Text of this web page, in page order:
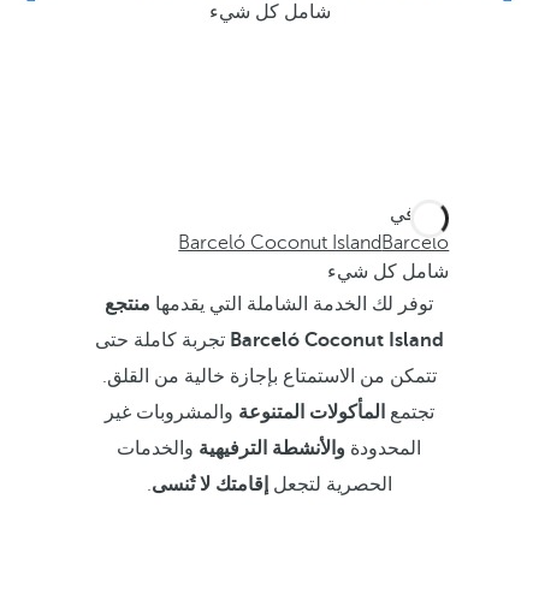
شامل كل شيء
أنت في
Barceló
Barceló Coconut Island
شامل كل شيء
توفر لك الخدمة الشاملة التي يقدمها منتجع
Barceló Coconut Island تجربة كاملة حتى
تتمكن من الاستمتاع بإجازة خالية من القلق.
تجتمع المأكولات المتنوعة والمشروبات غير
المحدودة والأنشطة الترفيهية والخدمات
الحصرية لتجعلإقامتك لا تُنسى.